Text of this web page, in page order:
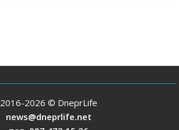
2016-2026 © DneprLife
news@dneprlife.net